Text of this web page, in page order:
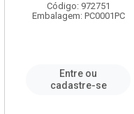
Código: 972751
Embalagem: PC0001PC
Entre ou
cadastre-se